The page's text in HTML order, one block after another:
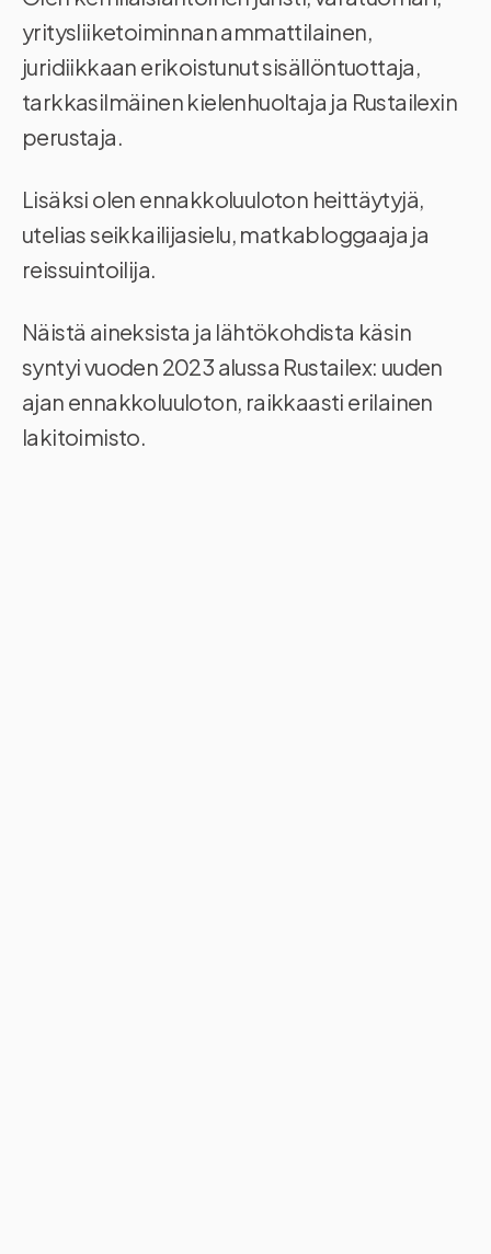
yritysliiketoiminnan ammattilainen,
juridiikkaan erikoistunut sisällöntuottaja,
tarkkasilmäinen kielenhuoltaja ja Rustailexin
perustaja.
Lisäksi olen ennakkoluuloton heittäytyjä,
utelias seikkailijasielu, matkabloggaaja ja
reissuintoilija.
Näistä aineksista ja lähtökohdista käsin
syntyi vuoden 2023 alussa Rustailex: uuden
ajan ennakkoluuloton, raikkaasti erilainen
lakitoimisto.